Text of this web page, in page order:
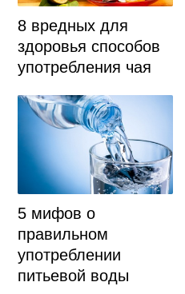
8 вредных для
здоровья способов
употребления чая
5 мифов о
правильном
употреблении
питьевой воды